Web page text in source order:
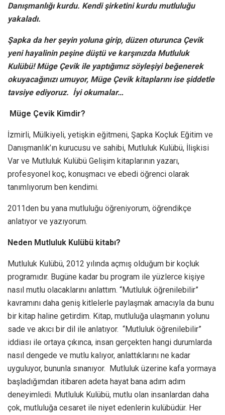
Danışmanlığı kurdu. Kendi şirketini kurdu mutluluğu
yakaladı.
Şapka da her şeyin yoluna girip, düzen oturunca Çevik
yeni hayalinin peşine düştü ve karşınızda Mutluluk
Kulübü! Müge Çevik ile yaptığımız söyleşiyi beğenerek
okuyacağınızı umuyor, Müge Çevik kitaplarını ise şiddetle
tavsiye ediyoruz. İyi okumalar…
Müge Çevik Kimdir?
İzmirli, Mülkiyeli, yetişkin eğitmeni, Şapka Koçluk Eğitim ve
Danışmanlık’ın kurucusu ve sahibi, Mutluluk Kulübü, İlişkisi
Var ve Mutluluk Kulübü Gelişim kitaplarının yazarı,
profesyonel koç, konuşmacı ve ebedi öğrenci olarak
tanımlıyorum ben kendimi.
2011den bu yana mutluluğu öğreniyorum, öğrendikçe
anlatıyor ve yazıyorum.
Neden Mutluluk Kulübü kitabı?
Mutluluk Kulübü, 2012 yılında açmış olduğum bir koçluk
programıdır. Bugüne kadar bu program ile yüzlerce kişiye
nasıl mutlu olacaklarını anlattım. “Mutluluk öğrenilebilir”
kavramını daha geniş kitlelerle paylaşmak amacıyla da bunu
bir kitap haline getirdim. Kitap, mutluluğa ulaşmanın yolunu
sade ve akıcı bir dil ile anlatıyor. “Mutluluk öğrenilebilir”
iddiası ile ortaya çıkınca, insan gerçekten hangi durumlarda
nasıl dengede ve mutlu kalıyor, anlattıklarını ne kadar
uyguluyor, bununla sınanıyor. Mutluluk üzerine kafa yormaya
başladığımdan itibaren adeta hayat bana adım adım
deneyimledi. Mutluluk Kulübü, mutlu olan insanlardan daha
çok, mutluluğa cesaret ile niyet edenlerin kulübüdür. Her